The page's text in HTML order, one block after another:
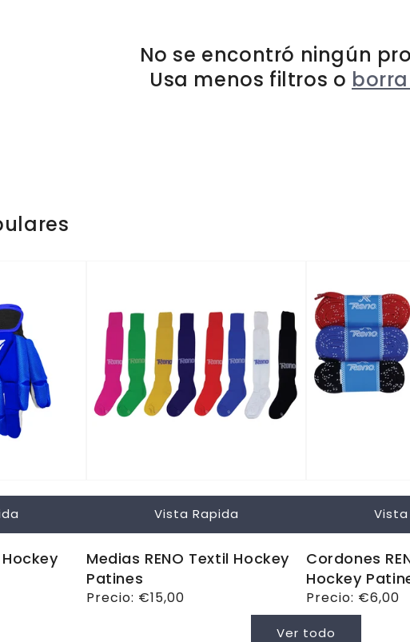
No se encontró ningún
Usa menos filtros o
Vista Rapida
Medias RENO Textil Hockey
Patines
Precio
Precio: €15,00
Cordones
Hockey
Precio
habitual
Precio: €6,00
Ver todo